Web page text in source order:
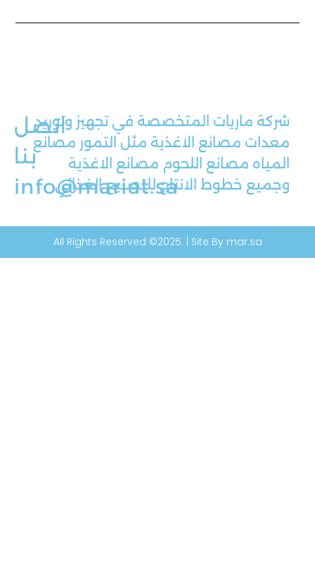
اتصل
بنا
info@mariat.sa
شركة ماريات المتخصصة في تجهيز وتوريد
معدات مصانع الاغذية مثل التمور مصانع
المياه مصانع اللحوم مصانع الاغذية
وجميع خطوط الانتاج للتصنيع الغذائي
All Rights Reserved ©2025. | Site By mar.sa